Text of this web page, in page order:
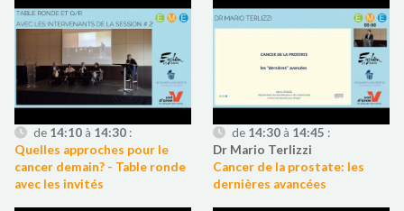
de 14:10 à 14:30 :
Quelles approches pour le
cancer demain? - Table ronde
avec les invités
de 14:30 à 14:45 :
Dr Mario Terlizzi
Cancer de la prostate: les
dernières avancées